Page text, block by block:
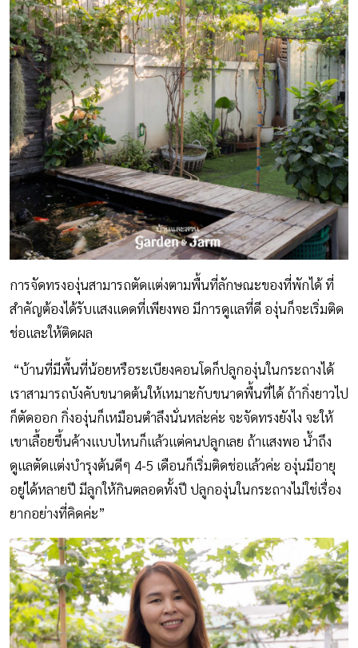
การจัดทรงองุ่นสามารถตัดแต่งตามพื้นที่ลักษณะของที่พักได้ ที่
สำคัญต้องได้รับแสงแดดที่เพียงพอ มีการดูแลที่ดี องุ่นก็จะเริ่มติด
ช่อและให้ติดผล
“บ้านที่มีพื้นที่น้อยหรือระเบียงคอนโดก็ปลูกองุ่นในกระถางได้
เราสามารถบังคับขนาดต้นให้เหมาะกับขนาดพื้นที่ได้ ถ้ากิ่งยาวไป
ก็ตัดออก กิ่งองุ่นก็เหมือนตำลึงนั่นหล่ะค่ะ จะจัดทรงยังไง จะให้
เขาเลื้อยขึ้นค้างแบบไหนก็แล้วแต่คนปลูกเลย ถ้าแสงพอ น้ำถึง
ดูแลตัดแต่งบำรุงต้นดีๆ 4-5 เดือนก็เริ่มติดช่อแล้วค่ะ องุ่นมีอายุ
อยู่ได้หลายปี มีลูกให้กินตลอดทั้งปี ปลูกองุ่นในกระถางไม่ใช่เรื่อง
ยากอย่างที่คิดค่ะ”